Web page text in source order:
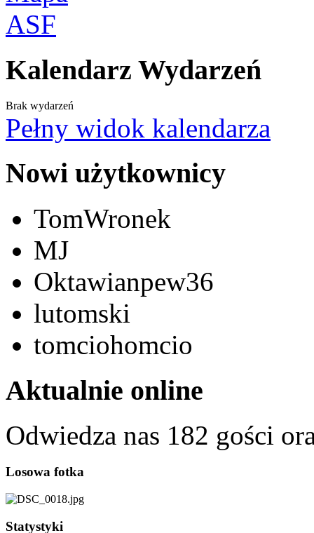
Kalendarz Wydarzeń
Brak wydarzeń
Pełny widok kalendarza
Nowi użytkownicy
TomWronek
MJ
Oktawianpew36
lutomski
tomciohomcio
Aktualnie online
Odwiedza nas 182 gości
Losowa fotka
Statystyki